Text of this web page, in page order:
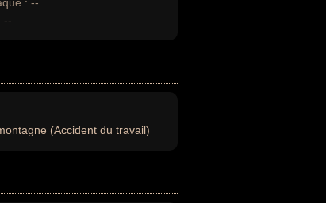
--
(Accident du travail)